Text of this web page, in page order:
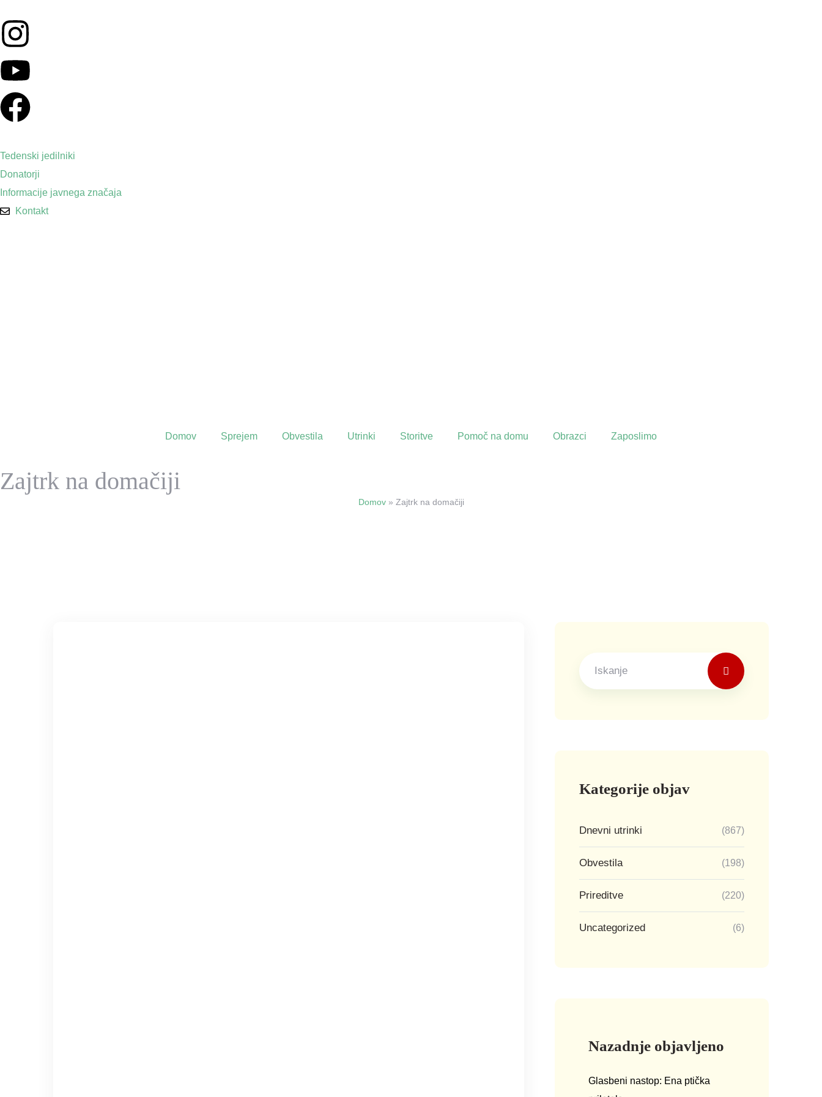
Tedenski jedilniki
Donatorji
Informacije javnega značaja
Kontakt
Domov Sprejem Obvestila Utrinki Storitve Pomoč na domu Obrazci Zaposlimo
Zajtrk na domačiji
Domov» Zajtrk na domačiji
Kategorije objav
Dnevni utrinki (867)
Obvestila (198)
Prireditve (220)
Uncategorized (6)
Nazadnje objavljeno
Glasbeni nastop: Ena ptička